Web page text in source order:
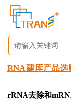
RNA 建库产品选
rRNA去除和